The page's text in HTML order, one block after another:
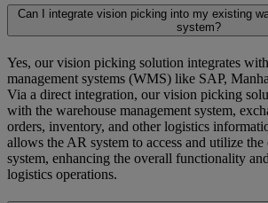
Can I integrate vision picking into my existing
system?
Yes, our vision picking solution integrates
management systems (WMS) like SAP,
Via a direct integration, our vision picking
with the warehouse management system,
orders, inventory, and other logistics
allows the AR system to access and utilize
system, enhancing the overall functionality
logistics operations.